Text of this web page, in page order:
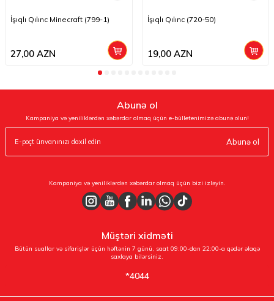
İşıqlı Qılınc Minecraft (799-1)
27,00 AZN
İşıqlı Qılınc (720-50)
19,00AZN
Abunə ol
Kampaniya və yeniliklərdən xəbərdar olmaq üçün e-bülletenimizə abunə olun!
Abunə ol
Kampaniya və yeniliklərdən xəbərdar olmaq üçün bizi izləyin.
Müştəri xidməti
Bütün suallar və sifarişlər üçün həftənin 7 günü, saat 09:00-dan 22:00-a qədər əlaqə
saxlaya bilərsiniz.
*4044